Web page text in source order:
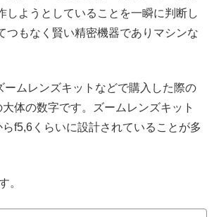
しようとしていることを一瞬に判断し
つもなく賢い精密機器でありマシンな
ムレンズキットなどで購入した際の
体の数字です。ズームレンズキット
f5,6くらいに設計されていることが多
。